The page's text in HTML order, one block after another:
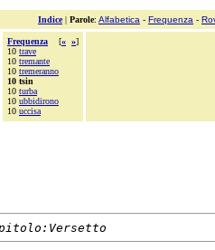
Indice| Parole: Alfabetica - Frequenza -
Frequenza [« »]
10 trave
10 tremante
10 tremeranno
10 tsin
10 turba
10 ubbidirono
10 uccisa